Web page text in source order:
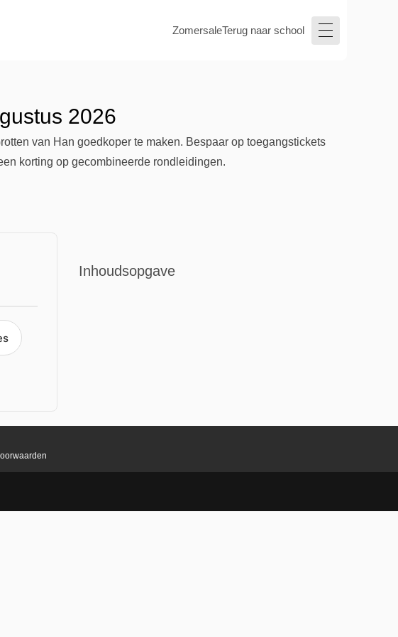
ZomersaleTerug naar school
2026
van Han goedkoper te maken. Bespaar op toegangstickets
korting op gecombineerde rondleidingen.
Inhoudsopgave